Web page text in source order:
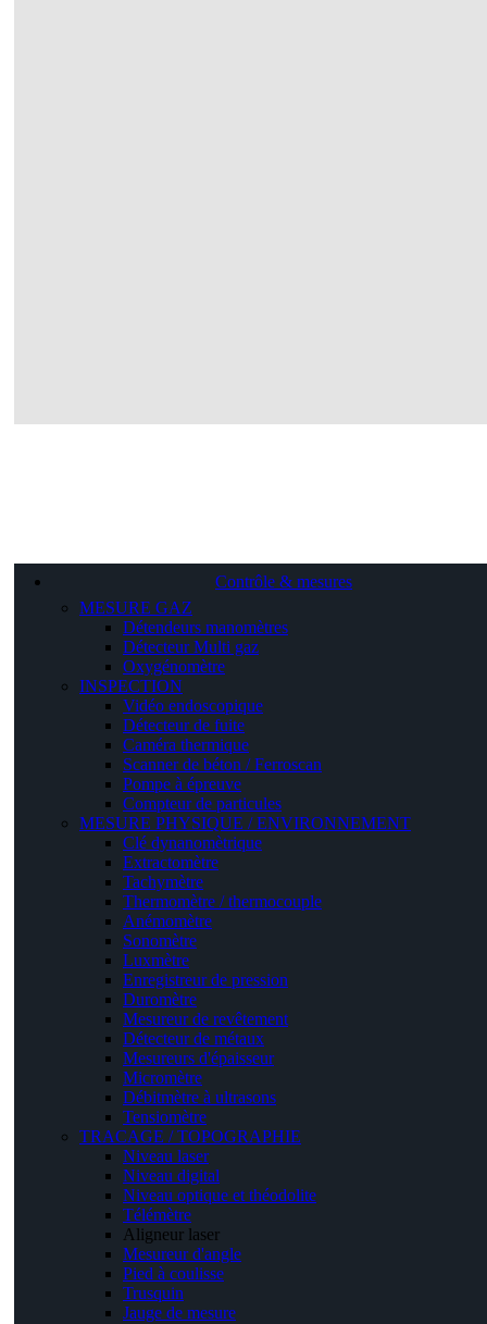
Contrôle & mesures
MESURE GAZ
Détendeurs manomètres
Détecteur Multi gaz
Oxygénomètre
INSPECTION
Vidéo endoscopique
Détecteur de fuite
Caméra thermique
Scanner de béton / Ferroscan
Pompe à épreuve
Compteur de particules
MESURE PHYSIQUE / ENVIRONNEMENT
Clé dynanomètrique
Extractomètre
Tachymètre
Thermomètre / thermocouple
Anémomètre
Sonomètre
Luxmètre
Enregistreur de pression
Duromètre
Mesureur de revêtement
Détecteur de métaux
Mesureurs d'épaisseur
Micromètre
Débitmètre à ultrasons
Tensiomètre
TRACAGE / TOPOGRAPHIE
Niveau laser
Niveau digital
Niveau optique et théodolite
Télémètre
Aligneur laser
Mesureur d'angle
Pied à coulisse
Trusquin
Jauge de mesure